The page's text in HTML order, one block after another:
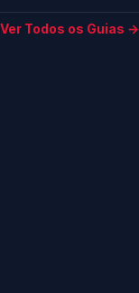
Ver Todos os Guias →